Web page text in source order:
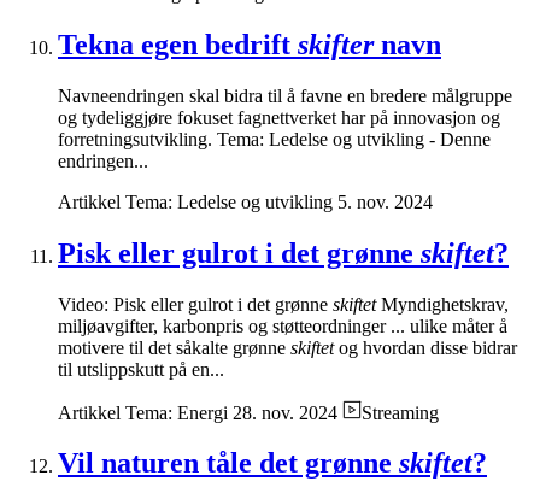
Tekna egen bedrift skifternavn
Navneendringen skal bidra til å favne en bredere målgruppe
og tydeliggjøre fokuset fagnettverket har på innovasjon og
forretningsutvikling. Tema: Ledelse og utvikling - Denne
endringen...
Artikkel Tema: Ledelse og utvikling 5. nov. 2024
Pisk eller gulrot i det grønne skiftet?
Video: Pisk eller gulrot i det grønne skiftetMyndighetskrav,
miljøavgifter, karbonpris og støtteordninger ... ulike måter å
motivere til det såkalte grønne skiftetog hvordan disse bidrar
til utslippskutt på en...
Artikkel Tema: Energi 28. nov. 2024 Streaming
Vil naturen tåle det grønne skiftet?